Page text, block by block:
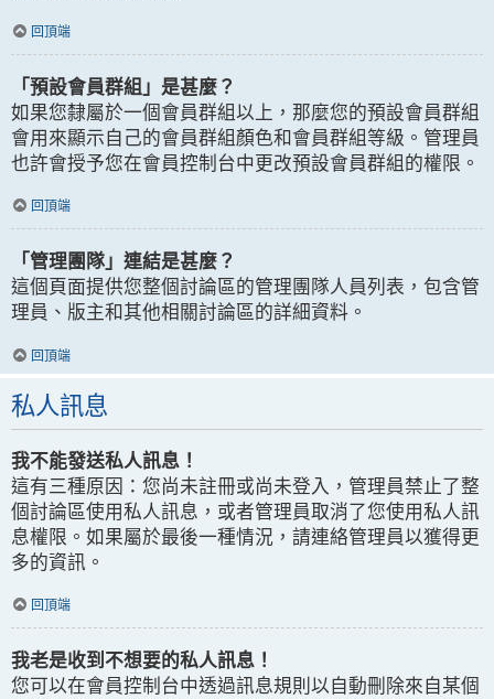
回頂端
「預設會員群組」是甚麼？
如果您隸屬於一個會員群組以上，那麼您的預設會員群組
會用來顯示自己的會員群組顏色和會員群組等級。管理員
也許會授予您在會員控制台中更改預設會員群組的權限。
回頂端
「管理團隊」連結是甚麼？
這個頁面提供您整個討論區的管理團隊人員列表，包含管
理員、版主和其他相關討論區的詳細資料。
回頂端
私人訊息
我不能發送私人訊息！
這有三種原因：您尚未註冊或尚未登入，管理員禁止了整
個討論區使用私人訊息，或者管理員取消了您使用私人訊
息權限。如果屬於最後一種情況，請連絡管理員以獲得更
多的資訊。
回頂端
我老是收到不想要的私人訊息！
您可以在會員控制台中透過訊息規則以自動刪除來自某個